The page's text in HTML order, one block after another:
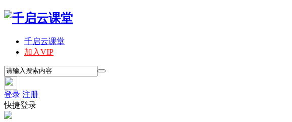
千启云课堂
加入VIP
登录 注册
快捷登录